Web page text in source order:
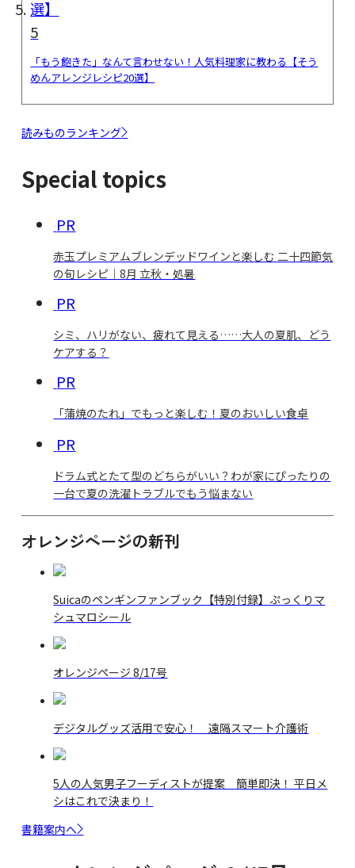
5
「もう飽きた」なんて言わせない！人気料理家に教わる【そう
めんアレンジレシピ20選】
読みものランキング
Special topics
PR
赤玉プレミアムブレンデッドワインと楽しむ 二十四節気
の旬レシピ｜8月 立秋・処暑
PR
シミ、ハリがない、疲れて見える……大人の夏肌、どう
ケアする？
PR
「蒲焼のたれ」でもっと楽しむ！夏のおいしい食卓
PR
ドラム式とたて型のどちらがいい？わが家にぴったりの
一台で夏の洗濯トラブルでもう悩まない
オレンジページの新刊
Suicaのペンギンファンブック【特別付録】ぷっくりマ
シュマロシール
オレンジページ 8/17号
デジタルグッズ活用で安心！ 遠隔スマート介護術
5人の人気男子フーディストが提案 簡単即決！ 平日メ
シはこれで決まり！
書籍案内へ